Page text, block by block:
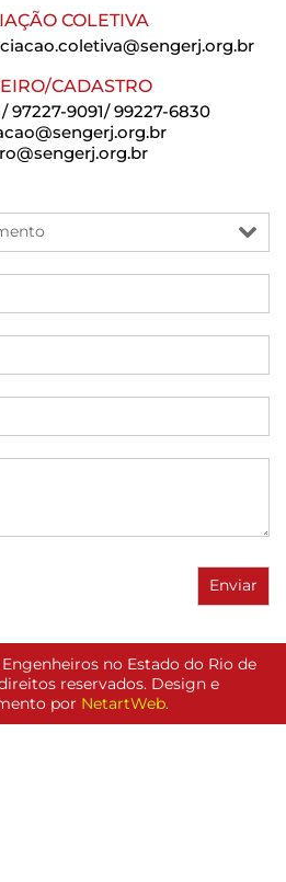
COLETIVA
CADASTRO
97227-9091/ 99227-6830
no Estado do Rio de
reservados. Design e
por NetartWeb.